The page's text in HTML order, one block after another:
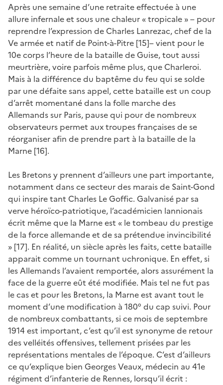
Après une semaine d’une retraite effectuée à une
allure infernale et sous une chaleur « tropicale » – pour
reprendre l’expression de Charles Lanrezac, chef de la
Ve armée et natif de Point-à-Pitre [15]– vient pour le
10e corps l’heure de la bataille de Guise, tout aussi
meurtrière, voire parfois même plus, que Charleroi.
Mais à la différence du baptême du feu qui se solde
par une défaite sans appel, cette bataille est un coup
d’arrêt momentané dans la folle marche des
Allemands sur Paris, pause qui pour de nombreux
observateurs permet aux troupes françaises de se
réorganiser afin de prendre part à la bataille de la
Marne [16].
Les Bretons y prennent d’ailleurs une part importante,
notamment dans ce secteur des marais de Saint-Gond
qui inspire tant Charles Le Goffic. Galvanisé par sa
verve héroïco-patriotique, l’académicien lannionais
écrit même que la Marne est « le tombeau du prestige
de la force allemande et de sa prétendue invincibilité
» [17]. En réalité, un siècle après les faits, cette bataille
apparait comme un tournant uchronique. En effet, si
les Allemands l’avaient remportée, alors assurément la
face de la guerre eût été modifiée. Mais tel ne fut pas
le cas et pour les Bretons, la Marne est avant tout le
moment d’une modification à 180° du cap suivi. Pour
de nombreux combattants, si ce mois de septembre
1914 est important, c’est qu’il est synonyme de retour
des velléités offensives, tellement prisées par les
représentations mentales de l’époque. C’est d’ailleurs
ce qu’explique bien Georges Veaux, médecin au 41e
régiment d’infanterie de Rennes, lorsqu’il écrit :